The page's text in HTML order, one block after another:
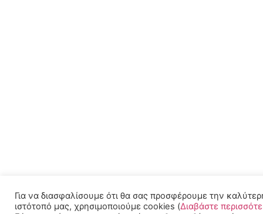
Για να διασφαλίσουμε ότι θα σας προσφέρουμε την
ιστότοπό μας, χρησιμοποιούμε cookies (Διαβάστε